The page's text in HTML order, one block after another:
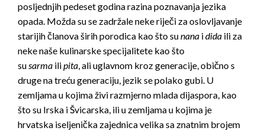
posljednjih pedeset godina razina poznavanja jezika
opada. Možda su se zadržale neke riječi za oslovljavanje
starijih članova širih porodica kao što sunana idida ili za
neke naše kulinarske specijalitete kao što
susarma ilipita, ali uglavnom kroz generacije, obično s
druge na treću generaciju, jezik se polako gubi. U
zemljama u kojima živi razmjerno mlada dijaspora, kao
što su Irska i Švicarska, ili u zemljama u kojima je
hrvatska iseljenička zajednica velika sa znatnim brojem